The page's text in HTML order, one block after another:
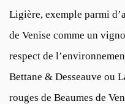
Ligière, exemple parmi
de Venise comme un
respect de
Bettane & Desseauve ou
rouges de Beaumes de